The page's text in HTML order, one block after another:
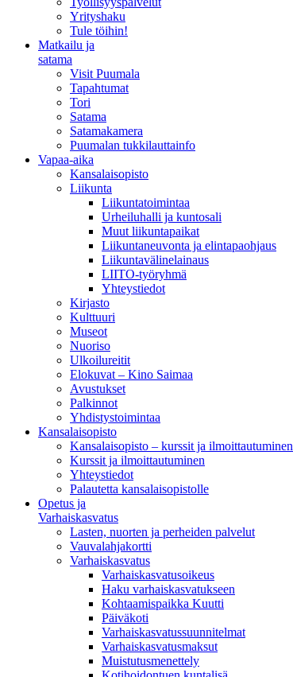
Yrityshaku
Tule töihin!
Matkailu ja
satama
Visit Puumala
Tapahtumat
Tori
Satama
Satamakamera
Puumalan tukkilauttainfo
Vapaa-aika
Kansalaisopisto
Liikunta
Liikuntatoimintaa
Urheiluhalli ja kuntosali
Muut liikuntapaikat
Liikuntaneuvonta ja elintapaohjaus
Liikuntavälinelainaus
LIITO-työryhmä
Yhteystiedot
Kirjasto
Kulttuuri
Museot
Nuoriso
Ulkoilureitit
Elokuvat – Kino Saimaa
Avustukset
Palkinnot
Yhdistystoimintaa
Kansalaisopisto
Kansalaisopisto – kurssit ja ilmoittautuminen
Kurssit ja ilmoittautuminen
Yhteystiedot
Palautetta kansalaisopistolle
Opetus ja
Varhaiskasvatus
Lasten, nuorten ja perheiden palvelut
Vauvalahjakortti
Varhaiskasvatus
Varhaiskasvatusoikeus
Haku varhaiskasvatukseen
Kohtaamispaikka Kuutti
Päiväkoti
Varhaiskasvatussuunnitelmat
Varhaiskasvatusmaksut
Muistutusmenettely